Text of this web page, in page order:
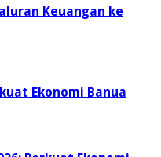
Keuangan ke
Ekonomi Banua